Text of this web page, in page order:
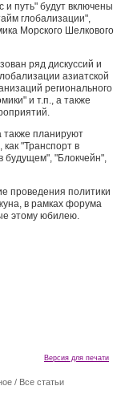
и путь" будут включены
глобализации",
Морского Шелкового
ряд дискуссий и
азиатской
регионального
и т.п., а также
также планируют
"Транспорт в
будущем", "Блокчейн",
проведения политики
в рамках форума
этому юбилею.
Версия для печати
/ Все статьи